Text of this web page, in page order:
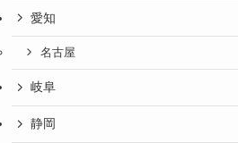
愛知
名古屋
岐阜
静岡